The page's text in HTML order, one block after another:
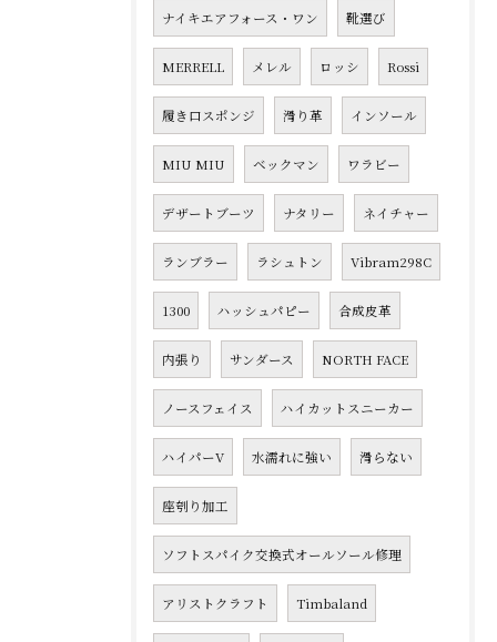
ナイキエアフォース・ワン 靴選び
MERRELL メレル ロッシ Rossi
履き口スポンジ 滑り革 インソール
MIU MIU ベックマン ワラビー
デザートブーツ ナタリー ネイチャー
ランブラー ラシュトン Vibram298C
1300 ハッシュパピー 合成皮革
内張り サンダース NORTH FACE
ノースフェイス ハイカットスニーカー
ハイパーV 水濡れに強い 滑らない
座刳り加工
ソフトスパイク交換式オールソール修理
アリストクラフト Timbaland